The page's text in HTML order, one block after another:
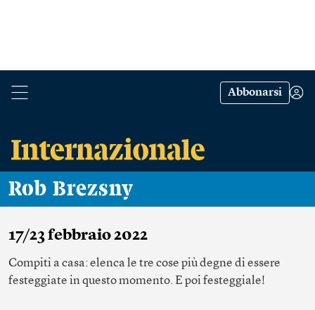
Abbonarsi
Rob Brezsny
17/23 febbraio 2022
Compiti a casa: elenca le tre cose più degne di essere
festeggiate in questo momento. E poi festeggiale!